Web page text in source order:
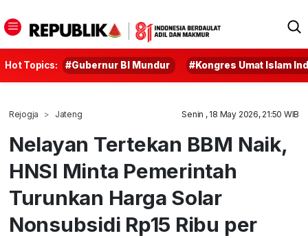
Hot Topics: #Gubernur BI Mundur #Kongres Umat Islam
Rejogja Jateng Senin , 18 May 2026, 21:50 WIB
Nelayan Tertekan BBM Naik,
HNSI Minta Pemerintah
Turunkan Harga Solar
Nonsubsidi Rp15 Ribu per